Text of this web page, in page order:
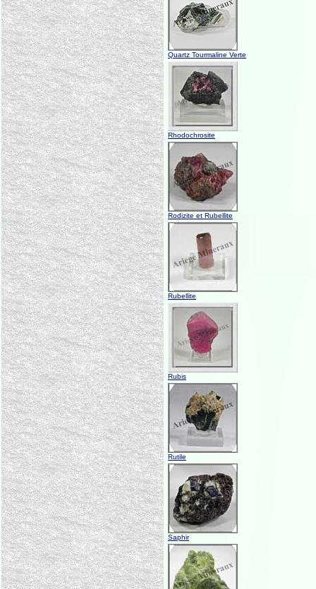
Quartz Tourmaline Verte
Rhodochrosite
Rodizite et Rubellite
Rubellite
Rubis
Rutile
Saphir